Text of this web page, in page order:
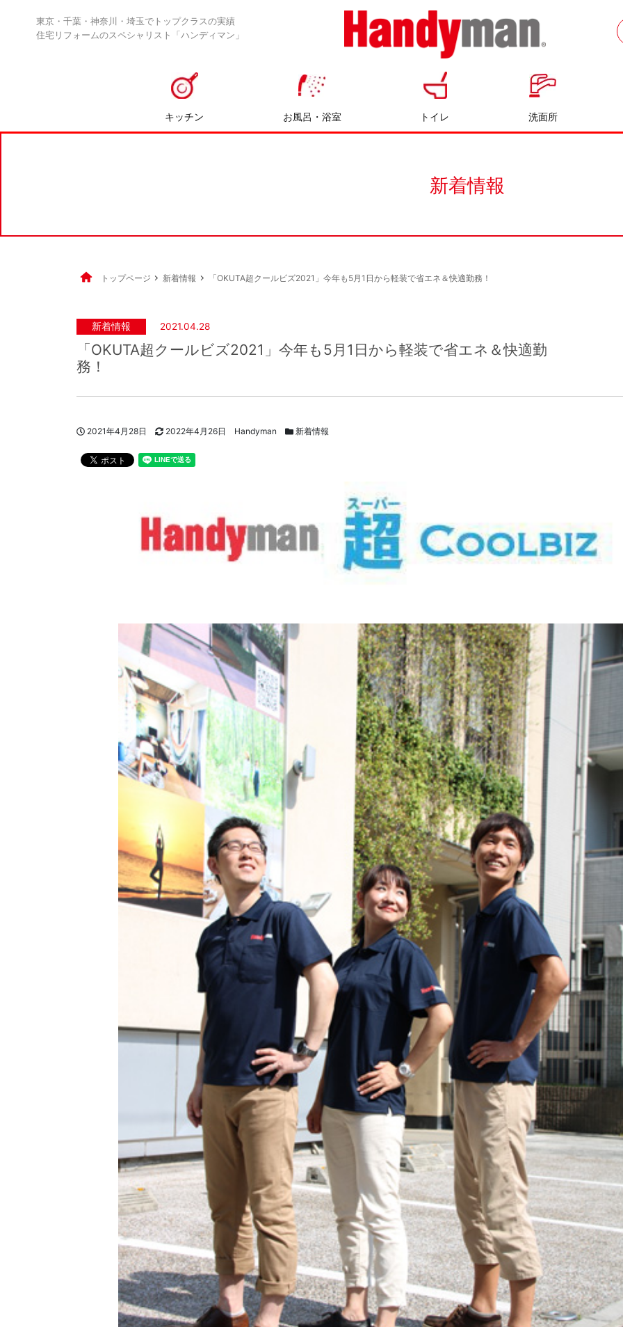
東京・千葉・神奈川・埼玉でトップクラスの実績
住宅リフォームのスペシャリスト「ハンディマン」
お風呂やキッチンのリフォームならハン
キッチン お風呂・浴室 トイレ 洗面所
新着情報
トップページ 新着情報 「OKUTA超クールビズ2021」今年も5月1日から軽装で省エネ＆快適勤務！
新着情報 2021.04.28
「OKUTA超クールビズ2021」今年も5月1日から軽装で省エネ＆快適勤
務！
投稿日
2021年4月28日 更新日
2022年4月26日 著者
Handyman カテゴリー
新着情報